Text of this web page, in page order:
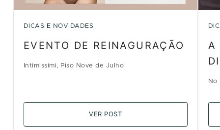
DICAS E NOVIDADES
EVENTO DE REINAGURAÇÃO
Intimissimi, Piso Nove de Julho
VER POST
A
No